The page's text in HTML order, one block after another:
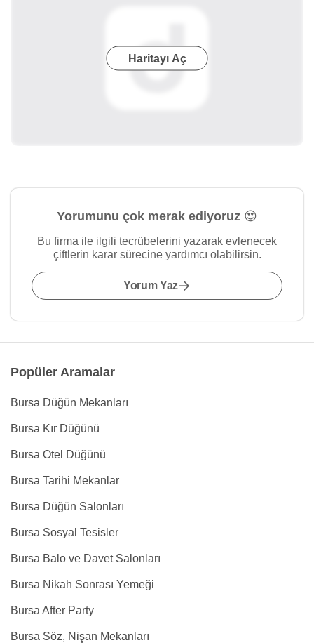
Haritayı Aç
Yorumunu çok merak ediyoruz 😍
Bu firma ile ilgili tecrübelerini yazarak evlenecek
çiftlerin karar sürecine yardımcı olabilirsin.
Yorum Yaz
Popüler Aramalar
Bursa Düğün Mekanları
Bursa Kır Düğünü
Bursa Otel Düğünü
Bursa Tarihi Mekanlar
Bursa Düğün Salonları
Bursa Sosyal Tesisler
Bursa Balo ve Davet Salonları
Bursa Nikah Sonrası Yemeği
Bursa After Party
Bursa Söz, Nişan Mekanları